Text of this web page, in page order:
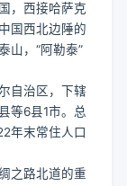
，西接哈萨克
国西北边陲的
山，“阿勒泰”
自治区，下辖
等6县1市。总
年末常住人口
之路北道的重